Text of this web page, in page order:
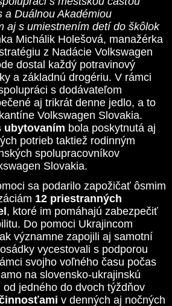
a Duálnou Akadémiou
aj s umiestnením detí do škôlok
Michálik Holešová, manažérka
z Nadácie Volkswagen
dostal každý potravinový
a základnú drogériu. V rámci
s dodávateľom
aj trikrát denne jedlo, a to
Volkswagen Slovakia.
ubytovaním bola poskytnutá aj
potrieb taktiež rodinným
spolupracovníkov
Slovakia.
sa podarilo zapožičať ôsmim
12 priestranných
, ktoré im pomáhajú zabezpečiť
Do pomoci Ukrajincom
významne zapojili aj samotní
vycestovali s podporou
svojho voľného času počas
na slovensko-ukrajinskú
jedného do dvoch týždňov
v denných aj nočných